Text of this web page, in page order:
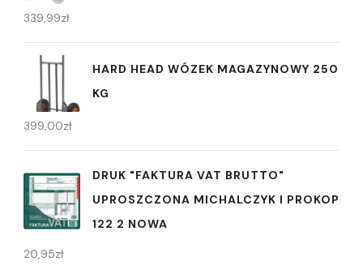
339,99zł
HARD HEAD WÓZEK MAGAZYNOWY 250
KG
399,00zł
DRUK "FAKTURA VAT BRUTTO"
UPROSZCZONA MICHALCZYK I PROKOP
122 2 NOWA
20,95zł